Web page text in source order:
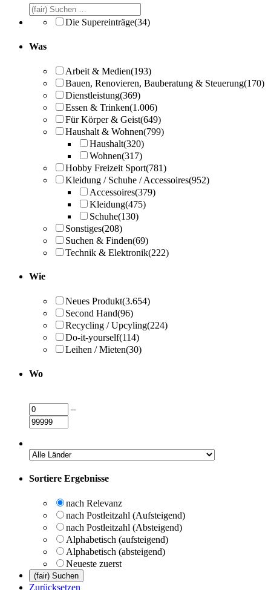
Die Supereinträge(34)
Was
Arbeit & Medien(193)
Bauen, Renovieren, Bauberatung & Steuerung(170)
Dienstleistung(369)
Essen & Trinken(1.006)
Für Körper & Geist(649)
Haushalt & Wohnen(799)
Haushalt(320)
Wohnen(317)
Hobby Freizeit Sport(781)
Kleidung / Schuhe / Accessoires(952)
Accessoires(379)
Kleidung(475)
Schuhe(130)
Sonstiges(208)
Suchen & Finden(69)
Technik & Elektronik(222)
Wie
Neues Produkt(3.654)
Second Hand(96)
Recycling / Upcyling(224)
Do-it-yourself(114)
Leihen / Mieten(30)
Wo
–
Sortiere Ergebnisse
nach Relevanz
nach Postleitzahl (Aufsteigend)
nach Postleitzahl (Absteigend)
Alphabetisch (aufsteigend)
Alphabetisch (absteigend)
Neueste zuerst
Zurücksetzen